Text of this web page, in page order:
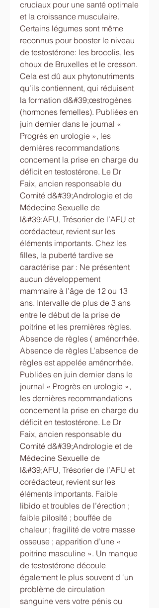
cruciaux pour une santé optimale
et la croissance musculaire.
Certains légumes sont même
reconnus pour booster le niveau
de testostérone: les brocolis, les
choux de Bruxelles et le cresson.
Cela est dû aux phytonutriments
qu’ils contiennent, qui réduisent
la formation d&#39;œstrogènes
(hormones femelles). Publiées en
juin dernier dans le journal «
Progrès en urologie », les
dernières recommandations
concernent la prise en charge du
déficit en testostérone. Le Dr
Faix, ancien responsable du
Comité d&#39;Andrologie et de
Médecine Sexuelle de
l&#39;AFU, Trésorier de l’AFU et
corédacteur, revient sur les
éléments importants. Chez les
filles, la puberté tardive se
caractérise par : Ne présentent
aucun développement
mammaire à l’âge de 12 ou 13
ans. Intervalle de plus de 3 ans
entre le début de la prise de
poitrine et les premières règles.
Absence de règles ( aménorrhée.
Absence de règles L’absence de
règles est appelée aménorrhée.
Publiées en juin dernier dans le
journal « Progrès en urologie »,
les dernières recommandations
concernent la prise en charge du
déficit en testostérone. Le Dr
Faix, ancien responsable du
Comité d&#39;Andrologie et de
Médecine Sexuelle de
l&#39;AFU, Trésorier de l’AFU et
corédacteur, revient sur les
éléments importants. Faible
libido et troubles de l’érection ;
faible pilosité ; bouffée de
chaleur ; fragilité de votre masse
osseuse ; apparition d’une «
poitrine masculine ». Un manque
de testostérone découle
également le plus souvent d ‘un
problème de circulation
sanguine vers votre pénis ou